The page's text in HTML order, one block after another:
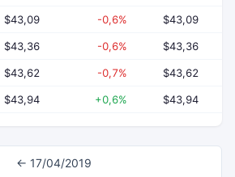
$43,09 -0,6% $43,09
$43,36 -0,6% $43,36
$43,62 -0,7% $43,62
$43,94 +0,6% $43,94
← 17/04/2019